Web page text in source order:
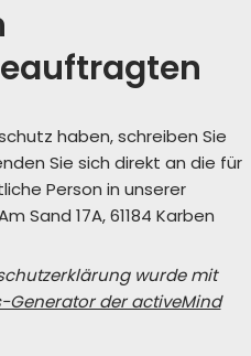
haben, schreiben Sie
Sie sich direkt an die für
Person in unserer
Sand 17A, 61184 Karben
wurde mit
der activeMind